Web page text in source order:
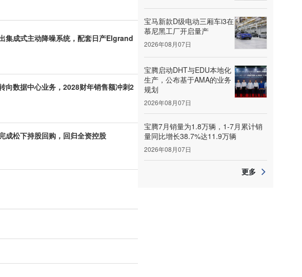
集成式主动降噪系统，配套日产Elgrand
向数据中心业务，2028财年销售额冲刺2
成松下持股回购，回归全资控股
宝马新款D级电动三厢车i3在
慕尼黑工厂开启量产
2026年08月07日
宝腾启动DHT与EDU本地化
生产，公布基于AMA的业务
规划
2026年08月07日
宝腾7月销量为1.8万辆，1-7月累计销
量同比增长38.7%达11.9万辆
2026年08月07日
更多